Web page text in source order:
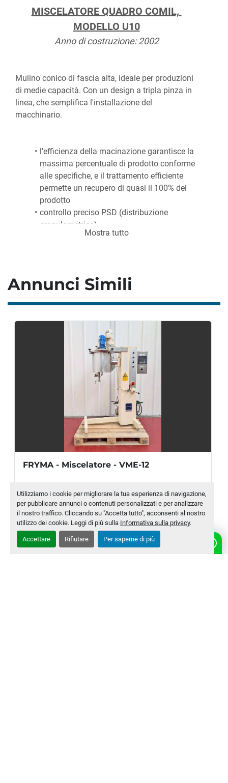
Utilizziamo i cookie per migliorare la tua esperienza di navigazione,
per pubblicare annunci o contenuti personalizzati e per analizzare
il nostro traffico. Cliccando su "Accetta tutto", acconsenti al nostro
utilizzo dei cookie. Leggi di più sulla Informativa sulla privacy.
Accettare Rifiutare Per saperne di più
MISCELATORE QUADRO COMIL,
MODELLO U10
Anno di costruzione: 2002
Mulino conico di fascia alta, ideale per produzioni
di medie capacità. Con un design a tripla pinza in
linea, che semplifica l'installazione del
macchinario.
l'efficienza della macinazione garantisce la
massima percentuale di prodotto conforme
alle specifiche, e il trattamento efficiente
permette un recupero di quasi il 100% del
prodotto
controllo preciso PSD (distribuzione
granulometrica)
riduzione generazione di calore per alte
DETTAGLI LAVORAZIONE
tipo di cono)
Wet 375Q (9.5MM): 450 kg/hr
Dry 094R (2.4MM): 400 kg/hr
Dry 040G (1.0MM): 100 kg/hr
DETTAGLI MACCHINARIO
Potenza motore: 1,5 kW
Mostra tutto
Annunci Simili
FRYMA - Miscelatore - VME-12
Modello VME-12
Numero di magazzino MLTC-0011-WH